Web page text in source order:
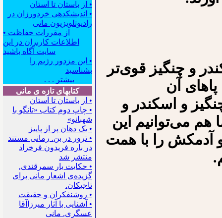
• از باستان تا آستان
• اندیشکده‍ی خردورزان در
رادیوتلویزیون مانی
• از مقررات حفاظت
اطلاعات کاربران در این
سایت آگاه باشید
• این مزدور رژیم را
بشناسید
بیشتر . . .
کتابهای تازه ی مانی
• از باستان تا آستان
• چاپ دوم کتاب «تانگو با
شهبانو»
• یک دهان پر از پاییز
• ترور در بن. رمانی مستند
در باره فریدون فرخزاد
منتشر شد
• حکایت یار سمرقندی.
گزیده‌ی اشعار مانی برای
تاجیکان.
• روشنفکران و حقیقت
• آشنایی با آثار میرزاآقا
عسگری. مانی
و چنگیز قوی‌تر
آن
و اسکندر و
هم می‌توانیم این
و آدمکش را با همت